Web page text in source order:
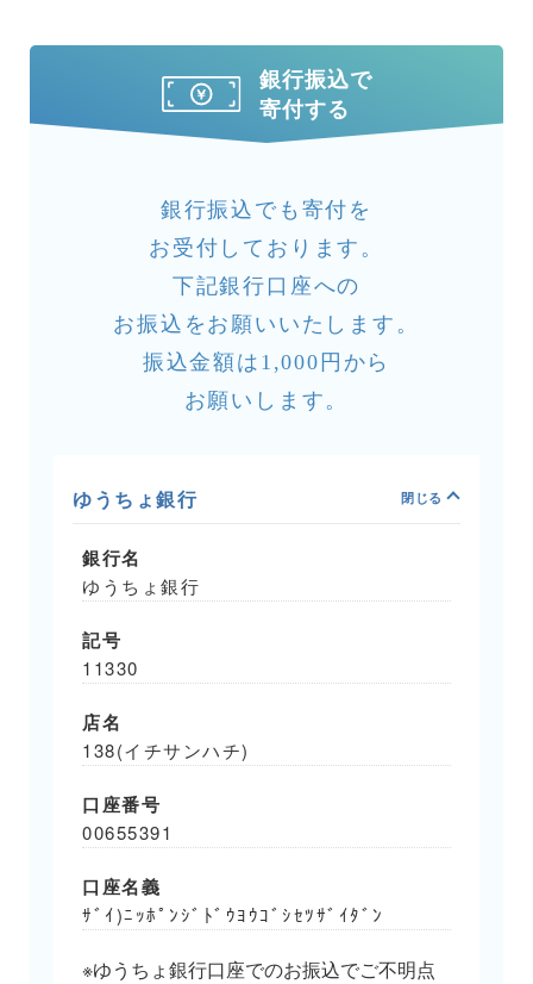
銀行振込で
寄付する
銀行振込でも寄付を
お受付しております。
下記銀行口座への
お振込をお願いいたします。
振込金額は1,000円から
お願いします。
ゆうちょ銀行
銀行名
ゆうちょ銀行
記号
11330
店名
138(イチサンハチ)
口座番号
00655391
口座名義
ｻﾞｲ)ﾆｯﾎﾟﾝｼﾞﾄﾞｳﾖｳｺﾞｼｾﾂｻﾞｲﾀﾞﾝ
※ゆうちょ銀行口座でのお振込でご不明点